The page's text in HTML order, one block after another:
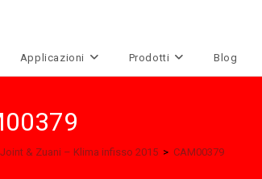
Applicazioni Prodotti Blog
& Zuani – Klima infisso 2015 > CAM00379